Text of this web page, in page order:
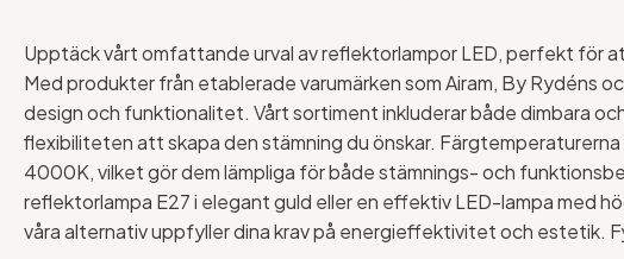
Upptäck vårt omfattande urval av reflektorlampor LED, perfekt för
Med produkter från etablerade varumärken som Airam, By Rydéns
design och funktionalitet. Vårt sortiment inkluderar både dimbara
flexibiliteten att skapa den stämning du önskar.
4000K, vilket gör dem lämpliga för både stämnings- och
reflektorlampa E27 i elegant guld eller en effektiv LED-lampa med
våra alternativ uppfyller dina krav på energieffektivitet och estetik.